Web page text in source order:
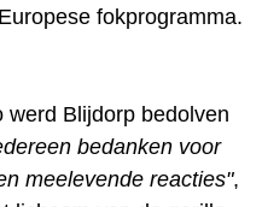
fokprogramma.
werd Blijdorp bedolven
bedanken voor
meelevende reacties",